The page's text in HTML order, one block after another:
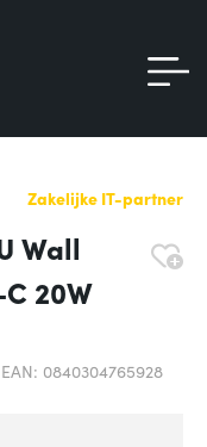
Zakelijke IT-partner
Wall
20W
EAN: 0840304765928